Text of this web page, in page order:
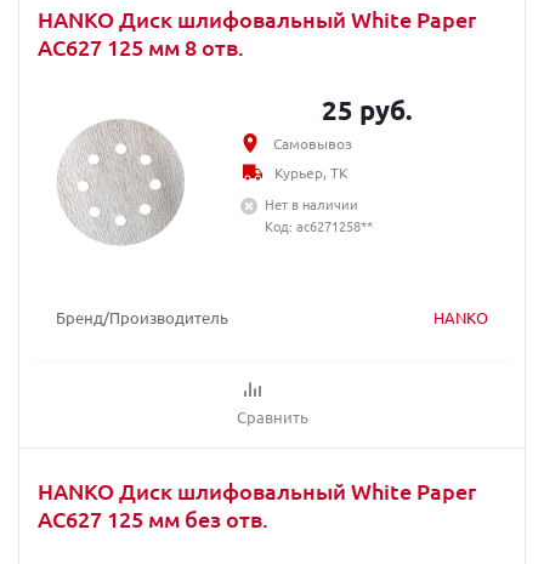
HANKO Диск шлифовальный White Paper
AC627 125 мм 8 отв.
Бренд/Производитель HANKO
Сравнить
25 руб.
Самовывоз
Курьер, ТК
Нет в наличии
Код: ac6271258**
HANKO Диск шлифовальный White Paper
AC627 125 мм без отв.